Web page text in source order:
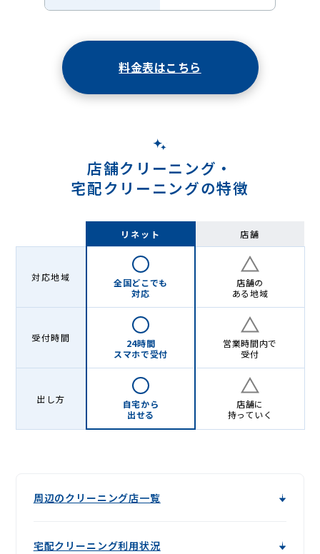
料金表はこちら
店舗クリーニング・
宅配クリーニングの特徴
リネット 店舗
対応地域
全国どこでも
対応
店舗の
ある地域
受付時間
24時間
スマホで受付
営業時間内で
受付
出し方
自宅から
出せる
店舗に
持っていく
周辺のクリーニング店一覧
宅配クリーニング利用状況